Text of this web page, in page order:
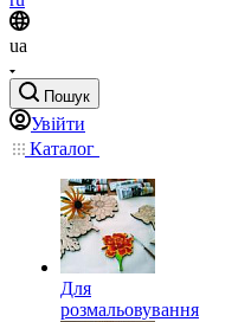
ua
Пошук
Увійти
Каталог
Для
розмальовування